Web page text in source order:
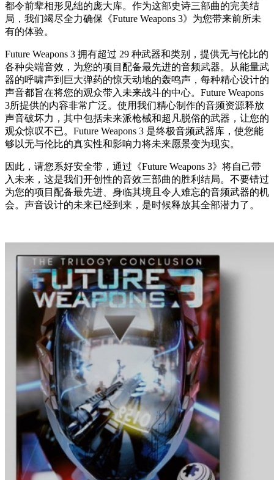
都令前辈相形见绌的庞大库。作为这部史诗三部曲的完美结
局，我们竭尽全力确保《Future Weapons 3》为您带来前所未
有的体验。
Future Weapons 3 拥有超过 29 种武器和类别，提供无与伦比的
各种尖端音效，为您的项目配备最先进的音频武器。从能量武
器的呼啸声到巨大弹药的惊天动地的轰鸣声，每种精心设计的
声音都旨在将您的观众带入未来战斗的中心。Future Weapons
3所提供的内容非常广泛。使用我们精心制作的音频资源释放
声音破坏力，其中包括未来派枪械和超凡脱俗的武器，让您的
观众惊叹不已。Future Weapons 3 是终极音频武器库，使您能
够以无与伦比的真实性和影响力将未来愿景变为现实。
因此，请您系好安全带，通过《Future Weapons 3》将自己带
入未来，这是我们开创性的音效三部曲的胜利结局。不要错过
为您的项目配备最先进、身临其境且令人难忘的音频武器的机
会。声音设计的未来已经到来，是时候释放其全部潜力了。